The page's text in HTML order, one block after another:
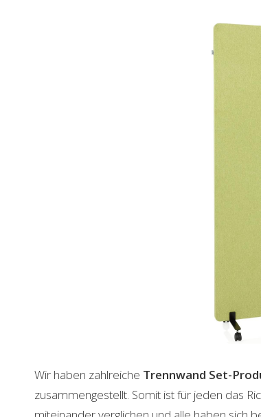
Wir haben zahlreiche Trennwand Set-
zusammengestellt. Somit ist für jeden das